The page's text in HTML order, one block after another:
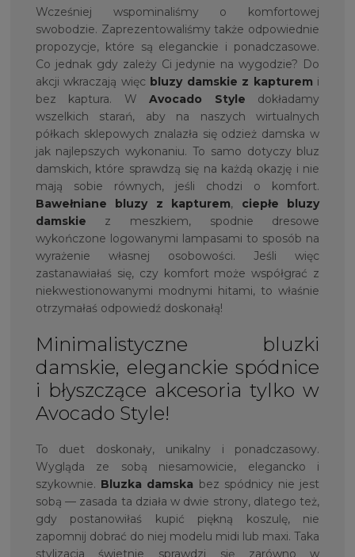
Wcześniej wspominaliśmy o komfortowej
swobodzie. Zaprezentowaliśmy także odpowiednie
propozycje, które są eleganckie i ponadczasowe.
Co jednak gdy zależy Ci jedynie na wygodzie? Do
akcji wkraczają więc bluzy damskie z kapturem i
bez kaptura. WAvocado Style dokładamy
wszelkich starań, aby na naszych wirtualnych
półkach sklepowych znalazła się odzież damska w
jak najlepszych wykonaniu. To samo dotyczy bluz
damskich, które sprawdzą się na każdą okazję i nie
mają sobie równych, jeśli chodzi o komfort.
Bawełniane bluzy z kapturem, ciepłe bluzy
damskie z meszkiem, spodnie dresowe
wykończone logowanymi lampasami to sposób na
wyrażenie własnej osobowości. Jeśli więc
zastanawiałaś się, czy komfort może współgrać z
niekwestionowanymi modnymi hitami, to właśnie
otrzymałaś odpowiedź doskonałą!
Minimalistyczne bluzki
damskie, eleganckie spódnice
i błyszczące akcesoria tylko w
Avocado Style!
To duet doskonały, unikalny i ponadczasowy.
Wygląda ze sobą niesamowicie, elegancko i
szykownie. Bluzka damska bez spódnicy nie jest
sobą — zasada ta działa w dwie strony, dlatego też,
gdy postanowiłaś kupić piękną koszulę, nie
zapomnij dobrać do niej modelu midi lub maxi. Taka
stylizacja świetnie sprawdzi się zarówno w